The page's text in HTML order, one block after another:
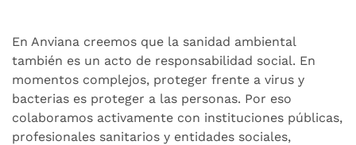
En Anviana creemos que la sanidad ambiental
también es un acto de responsabilidad social. En
momentos complejos, proteger frente a virus y
bacterias es proteger a las personas. Por eso
colaboramos activamente con instituciones públicas,
profesionales sanitarios y entidades sociales,